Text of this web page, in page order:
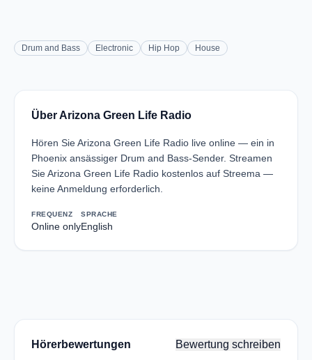
Drum and Bass Electronic Hip Hop House
Über Arizona Green Life Radio
Hören Sie Arizona Green Life Radio live online — ein in
Phoenix ansässiger Drum and Bass-Sender. Streamen
Sie Arizona Green Life Radio kostenlos auf Streema —
keine Anmeldung erforderlich.
FREQUENZ
Online only
SPRACHE
English
Hörerbewertungen Bewertung schreiben